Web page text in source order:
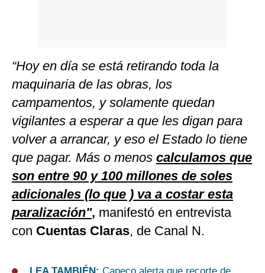
“Hoy en día se está retirando toda la
maquinaria de las obras, los
campamentos, y solamente quedan
vigilantes a esperar a que les digan para
volver a arrancar, y eso el Estado lo tiene
que pagar. Más o menos calculamos que
son entre 90 y 100 millones de soles
adicionales (lo que ) va a costar esta
paralización", manifestó en entrevista
con Cuentas Claras, de Canal N.